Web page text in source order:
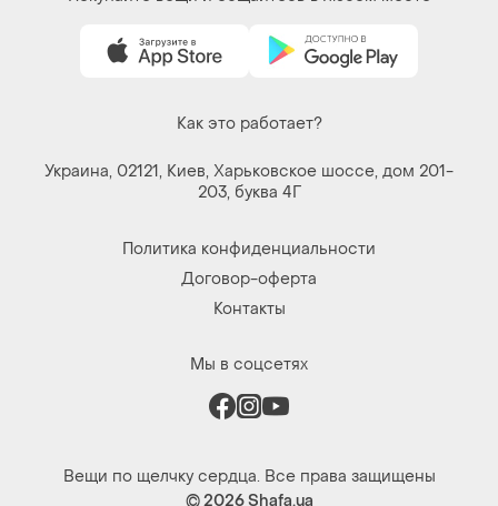
Как это работает?
Украина, 02121, Киев, Харьковское шоссе, дом 201-
203, буква 4Г
Политика конфиденциальности
Договор-оферта
Контакты
Мы в соцсетях
Вещи по щелчку сердца. Все права защищены
© 2026Shafa.ua